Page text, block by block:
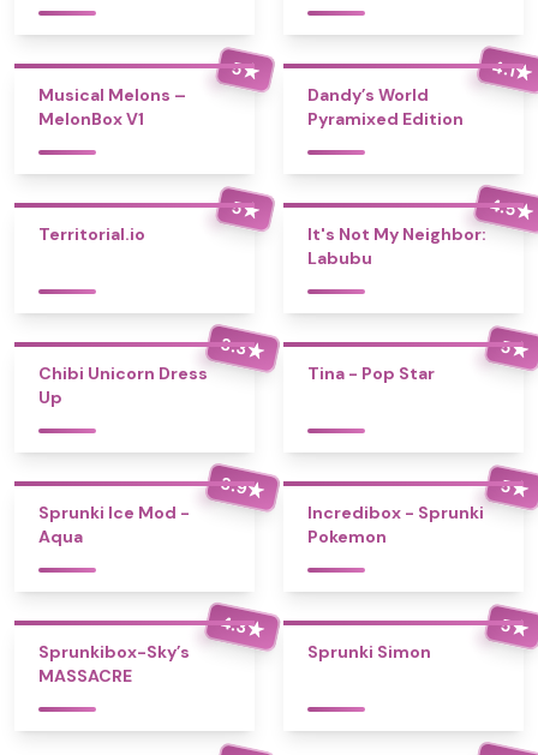
5★
Musical Melons –
MelonBox V1
4.1★
Dandy’s World
Pyramixed Edition
5★
Territorial.io
4.5★
It's Not My Neighbor:
Labubu
3.3★
Chibi Unicorn Dress
Up
5★
Tina - Pop Star
3.9★
Sprunki Ice Mod -
Aqua
5★
Incredibox - Sprunki
Pokemon
4.3★
Sprunkibox-Sky’s
MASSACRE
5★
Sprunki Simon